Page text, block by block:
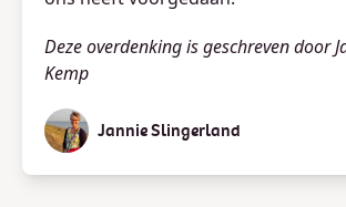
Deze overdenking is geschreven door
Kemp
Jannie Slingerland